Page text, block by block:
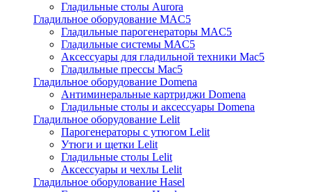
Гладильные столы Aurora
Гладильное оборудование MAC5
Гладильные парогенераторы MAC5
Гладильные системы MAC5
Аксессуары для гладильной техники Mac5
Гладильные прессы Mac5
Гладильное оборудование Domena
Антиминеральные картриджи Domena
Гладильные столы и аксессуары Domena
Гладильное оборудование Lelit
Парогенераторы с утюгом Lelit
Утюги и щетки Lelit
Гладильные столы Lelit
Аксессуары и чехлы Lelit
Гладильное оборулование Hasel